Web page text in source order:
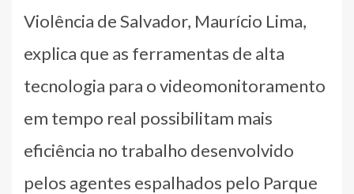
Violência de Salvador, Maurício Lima,
explica que as ferramentas de alta
tecnologia para o videomonitoramento
em tempo real possibilitam mais
eficiência no trabalho desenvolvido
pelos agentes espalhados pelo Parque